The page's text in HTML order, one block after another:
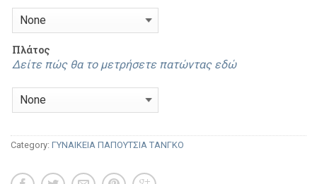
Πλάτος
Δείτε πώς θα το μετρήσετε πατώντας εδώ
Category: ΓΥΝΑΙΚΕΙΑ ΠΑΠΟΥΤΣΙΑ ΤΑΝΓΚΟ